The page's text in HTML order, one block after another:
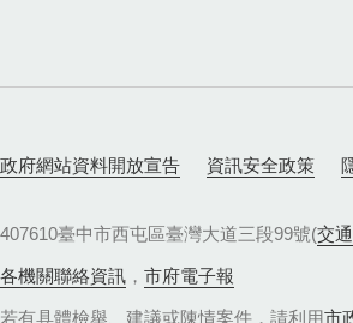
政府網站資料開放宣告 資訊安全政策
407610臺中市西屯區臺灣大道三段99號(交
各機關聯絡資訊 ， 市府電子報
若有具體檢舉、建議或陳情案件，請利用市